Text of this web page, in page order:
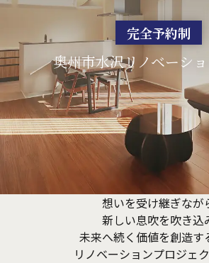
完全予約制
奥州市水沢リノベーシ
想いを受け継ぎなが
新しい息吹を吹き込
未来へ続く価値を創造す
リノベーションプロジェ